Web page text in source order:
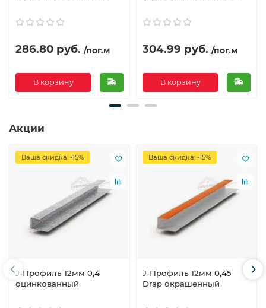
286.80 руб. /пог.м
В корзину
304.99 руб. /пог.м
В корзину
Акции
Ваша скидка: -15%
J-Профиль 12мм 0,4
оцинкованный
Ваша скидка: -15%
J-Профиль 12мм 0,45
Drap окрашенный